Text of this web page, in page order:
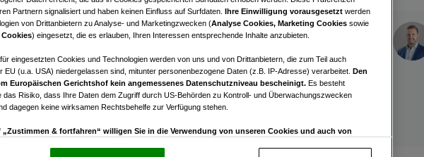
8
Zimmer
€ 3.279.000,00
Kaufpreis
Partnern signalisiert und haben keinen Einfluss auf Surfdaten.
Ihre Einwilligung vorausgesetzt werden
von Drittanbietern zu Analyse- und Marketingzwecken (Analyse Cookies, Marketing Cookies sowie
) eingesetzt, die es erlauben, Ihren Interessen entsprechende Inhalte anzubieten.
eingesetzten Cookies und Technologien werden von uns und von Drittanbietern, die zum Teil auch
EU (u.a. USA) niedergelassen sind, mitunter personenbezogene Daten (z.B. IP-Adresse) verarbeitet.
Den
Europäischen Gerichtshof kein angemessenes Datenschutzniveau bescheinigt. Es besteht
das Risiko, dass Ihre Daten dem Zugriff durch US-Behörden zu Kontroll- und Überwachungszwecken
dagegen keine wirksamen Rechtsbehelfe zur Verfügung stehen.
„Zustimmen & fortfahren“ willigen Sie in die Verwendung von unseren Cookies und auch von